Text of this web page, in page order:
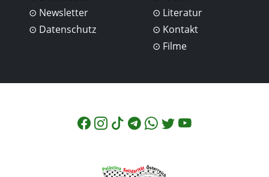
Newsletter
Datenschutz
Literatur
Kontakt
Filme